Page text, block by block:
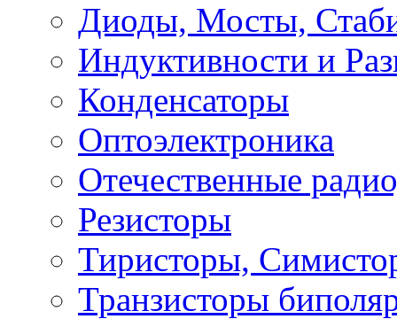
Диоды, Мосты,
Индуктивности и
Конденсаторы
Оптоэлектроника
Отечественные
Резисторы
Тиристоры,
Транзисторы